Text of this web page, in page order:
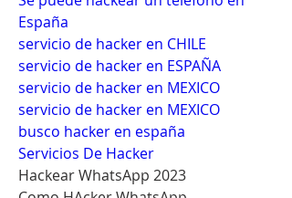
España
servicio de hacker en CHILE
servicio de hacker en ESPAÑA
servicio de hacker en MEXICO
servicio de hacker en MEXICO
busco hacker en españa
Servicios De Hacker
Hackear WhatsApp 2023